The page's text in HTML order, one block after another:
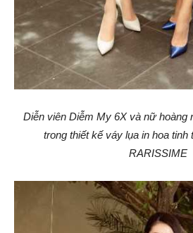
Diễn viên Diễm My 6X và nữ hoàng
trong thiết kế váy lụa in hoa tinh
RARISSIME